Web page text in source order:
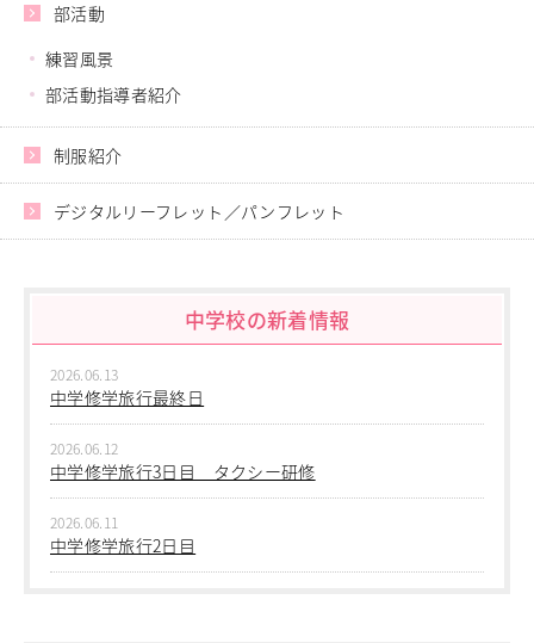
レスリング部
ダンス部
新体操部
特別競技部
部活動
練習風景
部活動指導者紹介
制服紹介
デジタルリーフレット／パンフレット
中学校の新着情報
2026.06.13
中学修学旅行最終日
2026.06.12
中学修学旅行3日目 タクシー研修
2026.06.11
中学修学旅行2日目